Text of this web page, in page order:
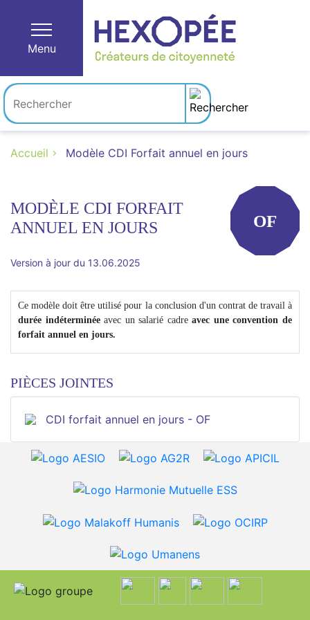
Menu
Accueil Modèle CDI Forfait annuel en jours
MODÈLE CDI FORFAIT
ANNUEL EN JOURS
OF
Version à jour du 13.06.2025
Ce modèle doit être utilisé pour la conclusion d'un contrat de travail à
durée indéterminéeavec un salarié cadreavec une convention de
forfait annuel en jours.
PIÈCES JOINTES
CDI forfait annuel en jours - OF